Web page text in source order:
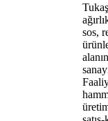
sos,